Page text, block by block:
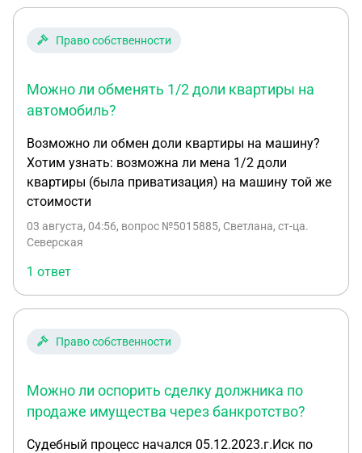
Право собственности
Можно ли обменять 1/2 доли квартиры на
автомобиль?
Возможно ли обмен доли квартиры на машину?
Хотим узнать: возможна ли мена 1/2 доли
квартиры (была приватизация) на машину той же
стоимости
03 августа, 04:56, вопрос №5015885, Светлана, ст-ца.
Северская
1 ответ
Право собственности
Можно ли оспорить сделку должника по
продаже имущества через банкротство?
Судебный процесс начался 05.12.2023.г.Иск по